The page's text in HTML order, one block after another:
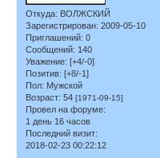
Откуда: ВОЛЖСКИЙ
Зарегистрирован: 2009-05-10
Приглашений: 0
Сообщений: 140
Уважение: [+4/-0]
Позитив: [+8/-1]
Пол: Мужской
Возраст: 54 [1971-09-15]
Провел на форуме:
1 день 16 часов
Последний визит:
2018-02-23 00:22:12